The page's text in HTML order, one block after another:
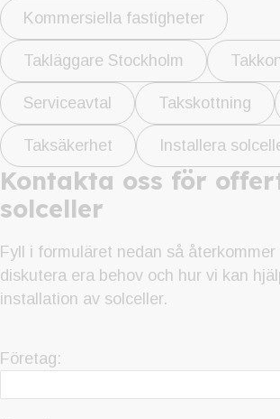
Kommersiella fastigheter
Takläggare Stockholm
Serviceavtal Takskottning
Taksäkerhet Installera
Kontakta oss för
solceller
Fyll i formuläret nedan så
diskutera era behov och hur vi kan
installation av solceller.
Företag: